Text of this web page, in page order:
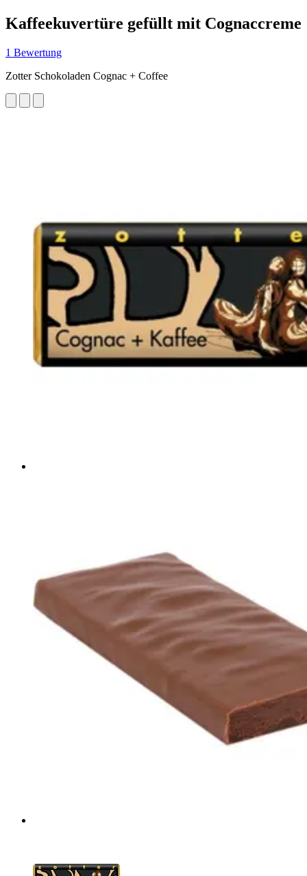
Kaffeekuvertüre gefüllt mit Cognaccreme
1 Bewertung
Zotter Schokoladen Cognac + Coffee